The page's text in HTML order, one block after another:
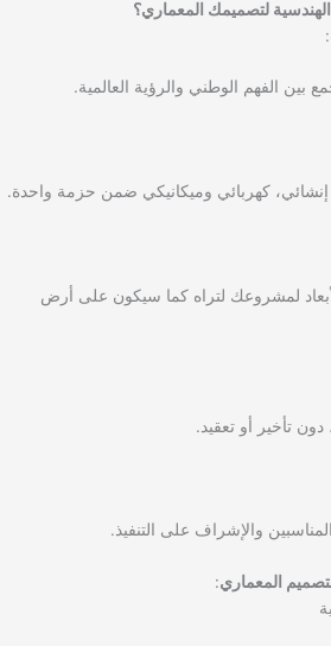
لتصميمك المعماري؟
:
بين الفهم الوطني والرؤية العالمية.
كهربائي وميكانيكي ضمن حزمة واحدة.
لمشروعك لتراه كما سيكون على أرض
تأخير أو تعقيد.
والإشراف على التنفيذ.
المعماري: